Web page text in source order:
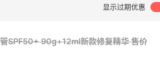
显示过期优惠
SPF50+ 90g+12ml新款修复精华售价